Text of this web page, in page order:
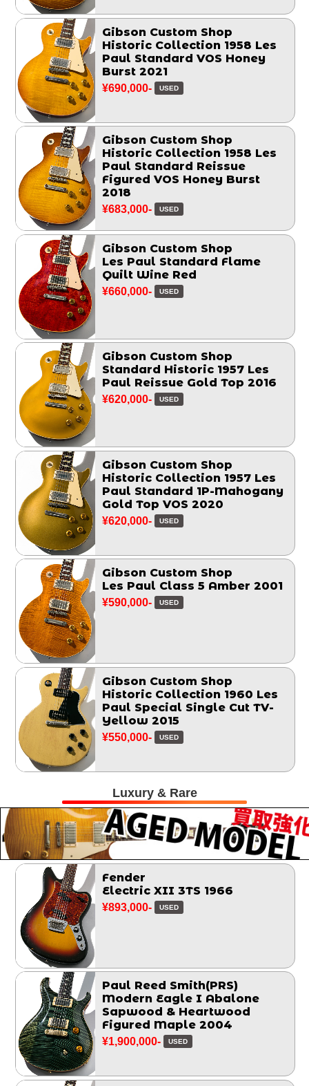
Gibson Custom Shop
Historic Collection 1958 Les
Paul Standard VOS Honey
Burst 2021
¥690,000- USED
Gibson Custom Shop
Historic Collection 1958 Les
Paul Standard Reissue
Figured VOS Honey Burst
2018
¥683,000- USED
Gibson Custom Shop
Les Paul Standard Flame
Quilt Wine Red
¥660,000- USED
Gibson Custom Shop
Standard Historic 1957 Les
Paul Reissue Gold Top 2016
¥620,000- USED
Gibson Custom Shop
Historic Collection 1957 Les
Paul Standard 1P-Mahogany
Gold Top VOS 2020
¥620,000- USED
Gibson Custom Shop
Les Paul Class 5 Amber 2001
¥590,000- USED
Gibson Custom Shop
Historic Collection 1960 Les
Paul Special Single Cut TV-
Yellow 2015
¥550,000- USED
Luxury & Rare
Fender
Electric XII 3TS 1966
¥893,000- USED
Paul Reed Smith(PRS)
Modern Eagle I Abalone
Sapwood & Heartwood
Figured Maple 2004
¥1,900,000- USED